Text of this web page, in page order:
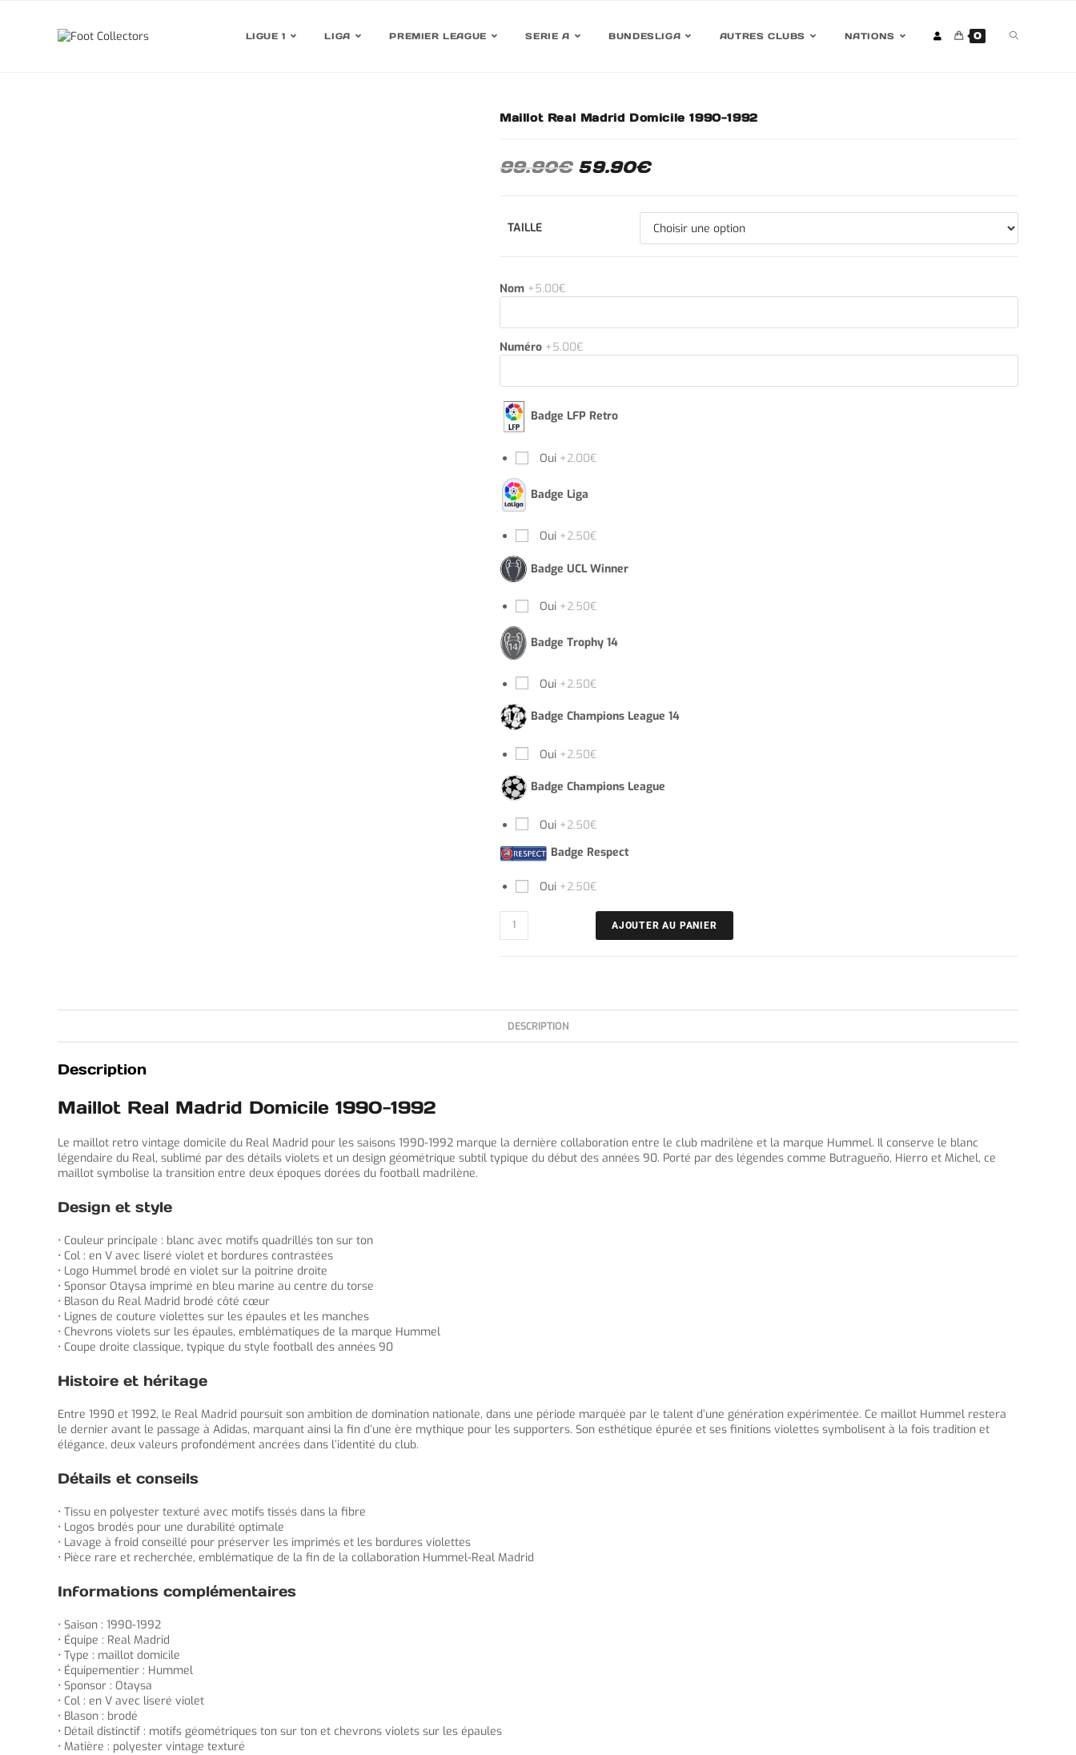
LIGUE 1 LIGA PREMIER LEAGUE SERIE A BUNDESLIGA AUTRES CLUBS NATIONS 0
Maillot Real Madrid Domicile 1990-1992
99.90€ 59.90€
TAILLE
Nom +5.00€
Numéro +5.00€
Badge LFP Retro
Oui +2.00€
Badge Liga
Oui +2.50€
Badge UCL Winner
Oui +2.50€
Badge Trophy 14
Oui +2.50€
Badge Champions League 14
Oui +2.50€
Badge Champions League
Oui +2.50€
Badge Respect
Oui +2.50€
AJOUTER AU PANIER
DESCRIPTION
Description
Maillot Real Madrid Domicile 1990-1992
Le maillot retro vintage domicile du Real Madrid pour les saisons 1990-1992 marque la dernière collaboration entre le club madrilène et la marque Hummel. Il conserve le blanc
légendaire du Real, sublimé par des détails violets et un design géométrique subtil typique du début des années 90. Porté par des légendes comme Butragueño, Hierro et Michel, ce
maillot symbolise la transition entre deux époques dorées du football madrilène.
Design et style
• Couleur principale : blanc avec motifs quadrillés ton sur ton
• Col : en V avec liseré violet et bordures contrastées
• Logo Hummel brodé en violet sur la poitrine droite
• Sponsor Otaysa imprimé en bleu marine au centre du torse
• Blason du Real Madrid brodé côté cœur
• Lignes de couture violettes sur les épaules et les manches
• Chevrons violets sur les épaules, emblématiques de la marque Hummel
• Coupe droite classique, typique du style football des années 90
Histoire et héritage
Entre 1990 et 1992, le Real Madrid poursuit son ambition de domination nationale, dans une période marquée par le talent d’une génération expérimentée. Ce maillot Hummel restera
le dernier avant le passage à Adidas, marquant ainsi la fin d’une ère mythique pour les supporters. Son esthétique épurée et ses finitions violettes symbolisent à la fois tradition et
élégance, deux valeurs profondément ancrées dans l’identité du club.
Détails et conseils
• Tissu en polyester texturé avec motifs tissés dans la fibre
• Logos brodés pour une durabilité optimale
• Lavage à froid conseillé pour préserver les imprimés et les bordures violettes
• Pièce rare et recherchée, emblématique de la fin de la collaboration Hummel-Real Madrid
Informations complémentaires
• Saison : 1990-1992
• Équipe : Real Madrid
• Type : maillot domicile
• Équipementier : Hummel
• Sponsor : Otaysa
• Col : en V avec liseré violet
• Blason : brodé
• Détail distinctif : motifs géométriques ton sur ton et chevrons violets sur les épaules
• Matière : polyester vintage texturé